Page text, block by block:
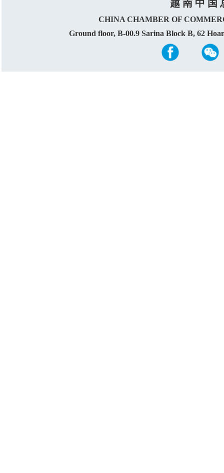
越 南 中 国
CHINA CHAMBER OF
Ground floor, B-00.9 Sarina Block B, 62